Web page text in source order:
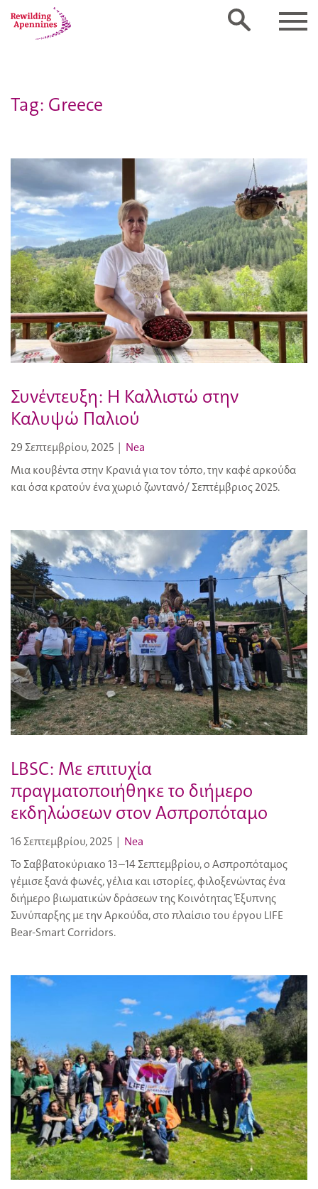
Tag: Greece
Συνέντευξη: Η Καλλιστώ στην
Καλυψώ Παλιού
29 Σεπτεμβρίου, 2025 | Nea
Μια κουβέντα στην Κρανιά για τον τόπο, την καφέ αρκούδα
και όσα κρατούν ένα χωριό ζωντανό/ Σεπτέμβριος 2025.
LBSC: Με επιτυχία
πραγματοποιήθηκε το διήμερο
εκδηλώσεων στον Ασπροπόταμο
16 Σεπτεμβρίου, 2025 | Nea
Το Σαββατοκύριακο 13–14 Σεπτεμβρίου, ο Ασπροπόταμος
γέμισε ξανά φωνές, γέλια και ιστορίες, φιλοξενώντας ένα
διήμερο βιωματικών δράσεων της Κοινότητας Έξυπνης
Συνύπαρξης με την Αρκούδα, στο πλαίσιο του έργου LIFE
Bear-Smart Corridors.